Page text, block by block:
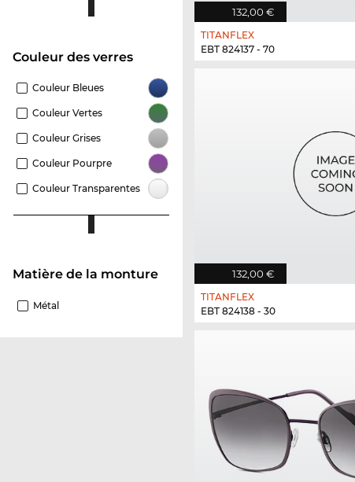
Couleur des verres
Couleur Bleues
Couleur Vertes
Couleur Grises
Couleur Pourpre
Couleur Transparentes
Matière de la monture
Métal
132,00 €
TITANFLEX
EBT 824137 - 70
132,00 €
TITANFLEX
EBT 824138 - 30